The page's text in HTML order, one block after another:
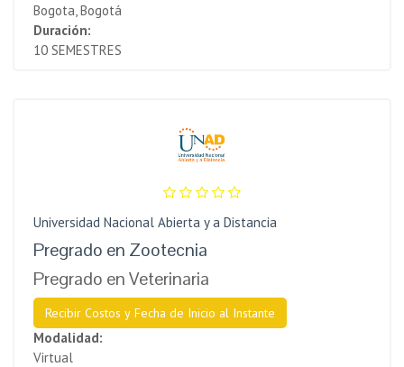
Bogota, Bogotá
Duración:
10 SEMESTRES
Universidad Nacional Abierta y a Distancia
Pregrado en Zootecnia
Pregrado en Veterinaria
Recibir Costos y Fecha de Inicio al Instante
Modalidad:
Virtual